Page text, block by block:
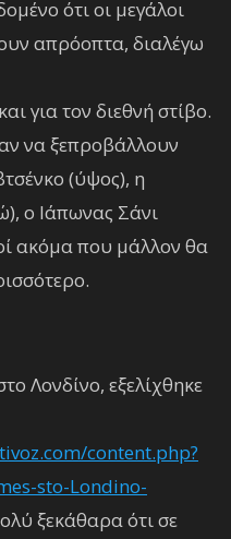
ότι οι μεγάλοι
απρόοπτα, διαλέγω
για τον διεθνή στίβο.
να ξεπροβάλλουν
(ύψος), η
ο Ιάπωνας Σάνι
ακόμα που μάλλον θα
Λονδίνο, εξελίχθηκε
content.php?
sto-Londino-
ξεκάθαρα ότι σε